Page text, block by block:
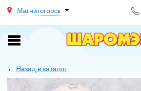
Магнитогорск
Toggle
navigation
← Назад в каталог